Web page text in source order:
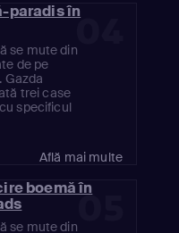
04
paradis în
se mute din
de pe
Gazda
trei case
specificul
Află mai multe
05
boemă în
se mute din